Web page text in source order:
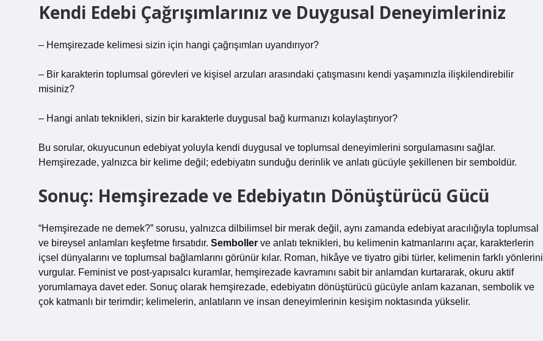
Kendi Edebi Çağrışımlarınız ve Duygusal Deneyimleriniz
– Hemşirezade kelimesi sizin için hangi çağrışımları uyandırıyor?
– Bir karakterin toplumsal görevleri ve kişisel arzuları arasındaki çatışmasını kendi yaşamınızla ilişkilendirebilir
misiniz?
– Hangi anlatı teknikleri, sizin bir karakterle duygusal bağ kurmanızı kolaylaştırıyor?
Bu sorular, okuyucunun edebiyat yoluyla kendi duygusal ve toplumsal deneyimlerini sorgulamasını sağlar.
Hemşirezade, yalnızca bir kelime değil; edebiyatın sunduğu derinlik ve anlatı gücüyle şekillenen bir semboldür.
Sonuç: Hemşirezade ve Edebiyatın Dönüştürücü Gücü
“Hemşirezade ne demek?” sorusu, yalnızca dilbilimsel bir merak değil, aynı zamanda edebiyat aracılığıyla toplumsal
ve bireysel anlamları keşfetme fırsatıdır. Semboller ve anlatı teknikleri, bu kelimenin katmanlarını açar, karakterlerin
içsel dünyalarını ve toplumsal bağlamlarını görünür kılar. Roman, hikâye ve tiyatro gibi türler, kelimenin farklı yönlerini
vurgular. Feminist ve post-yapısalcı kuramlar, hemşirezade kavramını sabit bir anlamdan kurtararak, okuru aktif
yorumlamaya davet eder. Sonuç olarak hemşirezade, edebiyatın dönüştürücü gücüyle anlam kazanan, sembolik ve
çok katmanlı bir terimdir; kelimelerin, anlatıların ve insan deneyimlerinin kesişim noktasında yükselir.